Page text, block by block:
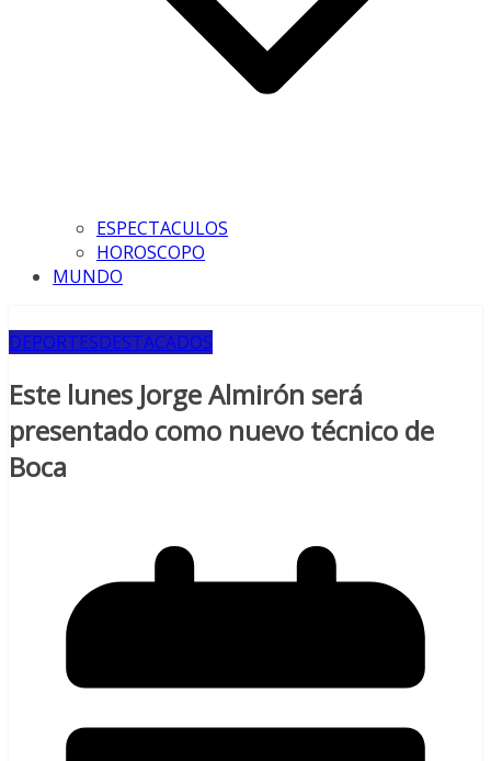
ESPECTACULOS
HOROSCOPO
MUNDO
DEPORTESDESTACADOS
Este lunes Jorge Almirón será
presentado como nuevo técnico de
Boca